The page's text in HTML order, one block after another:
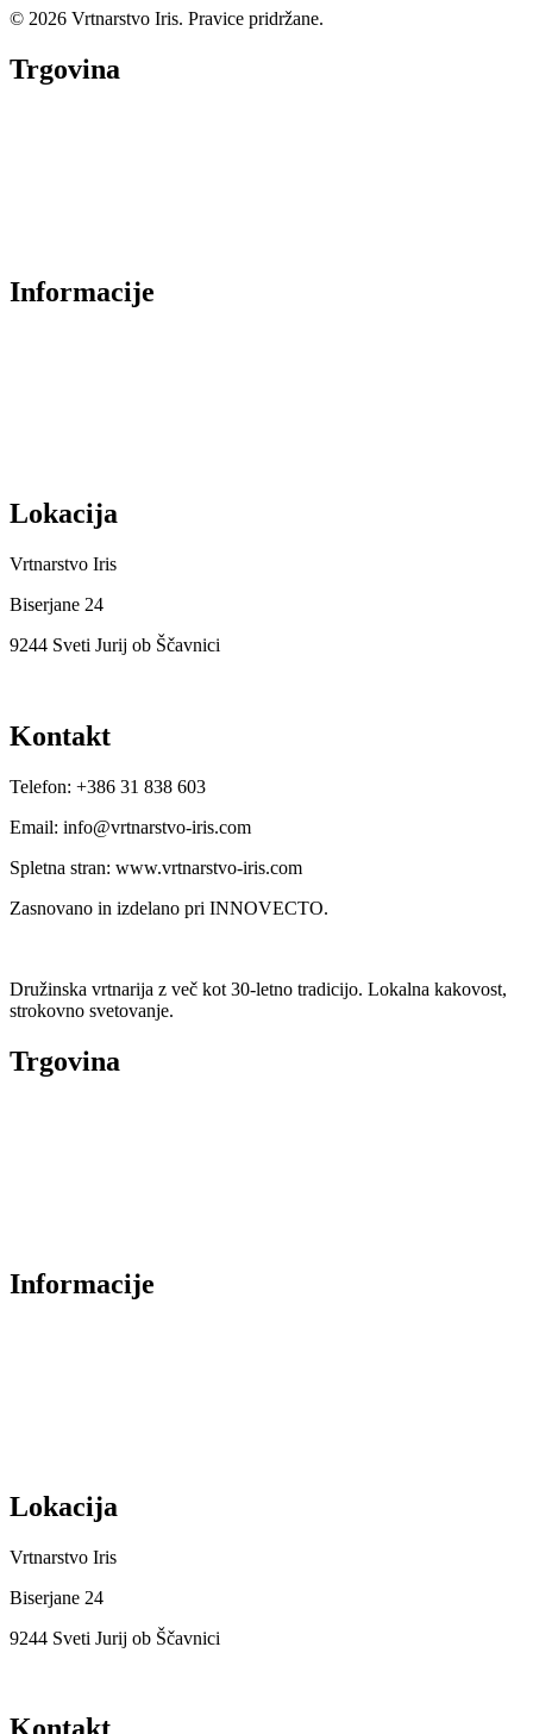
© 2026 Vrtnarstvo Iris. Pravice pridržane.
Trgovina
Informacije
Lokacija
Vrtnarstvo Iris
Biserjane 24
9244 Sveti Jurij ob Ščavnici
Kontakt
Telefon: +386 31 838 603
Email: info@vrtnarstvo-iris.com
Spletna stran: www.vrtnarstvo-iris.com
Zasnovano in izdelano pri INNOVECTO.
Družinska vrtnarija z več kot 30-letno tradicijo. Lokalna kakovost,
strokovno svetovanje.
Trgovina
Informacije
Lokacija
Vrtnarstvo Iris
Biserjane 24
9244 Sveti Jurij ob Ščavnici